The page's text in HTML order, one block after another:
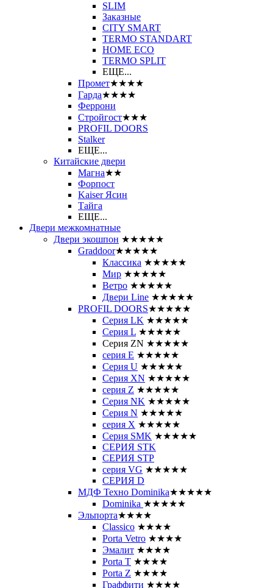
SLIM
Заказные
CITY SMART
TERMO STANDART
HOME ECO
ТЕRМО SPLIT
ЕЩЕ...
Промет★★★★
Гарда★★★★
Феррони
Стройгост★★★
PROFIL DOORS
Stalker
ЕЩЕ...
Китайские двери
Магна★★
Форпост
Kaiser Ясин
Тайга
ЕЩЕ...
Двери межкомнатные
Двери экошпон ★★★★★
Graddoor★★★★★
Классика ★★★★★
Мир ★★★★★
Ветро ★★★★★
Двери Line ★★★★★
PROFIL DOORS★★★★★
Серия LK ★★★★★
Серия L ★★★★★
Серия ZN ★★★★★
серия E ★★★★★
Серия U ★★★★★
Серия XN ★★★★★
серия Z ★★★★★
Серия NK ★★★★★
Серия N ★★★★★
серия X ★★★★★
Серия SMK ★★★★★
СЕРИЯ STK
СЕРИЯ STP
серия VG ★★★★★
СЕРИЯ D
МДФ Техно Dominika★★★★★
Dominika ★★★★★
Эльпорта★★★★
Classico ★★★★
Porta Vetro ★★★★
Эмалит ★★★★
Porta T ★★★★
Porta Z ★★★★
Граффити ★★★★